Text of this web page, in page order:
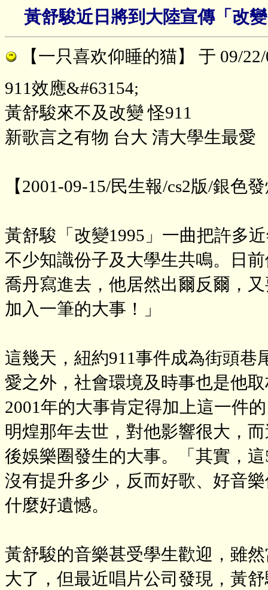
黃舒駿近日將到大陸宣傳「改
【一只喜欢仰睡的猫】 于 09/
911效應&#63154;
黃舒駿來不及改變 怪911
新歌言之有物 台大 清大學生最愛
【2001-09-15/民生報/cs2版/銀色
黃舒駿「改變1995」一曲把許多
不少知識份子及大學生共鳴。日
喬丹寫進去，他居然出爾反爾，
加入一筆的大事！」
這幾天，紐約911事件成為街頭
愛之外，社會環境及時事也是他
2001年的大事肯定得加上這一件
明煌那年去世，對他影響很大，
後娛樂圈發生的大事。「其實，
沒有提升多少，反而好歌、好音
什麼好遺憾。
黃舒駿的音樂甚受學生歡迎，雖
大了，但最近唱片公司發現，黃